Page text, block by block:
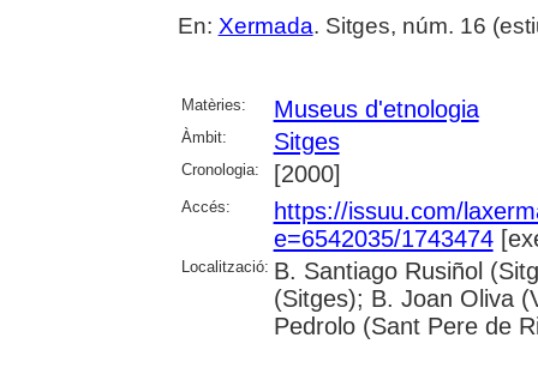
En: Xermada. Sitges, núm. 16
Matèries: Museus d'etnologia
Àmbit: Sitges
Cronologia: [2000]
Accés:
https://issuu.com/
e=6542035/1743474
Localització: B. Santiago Rusiñol
(Sitges); B. Joan Oliva
Pedrolo (Sant Pere de